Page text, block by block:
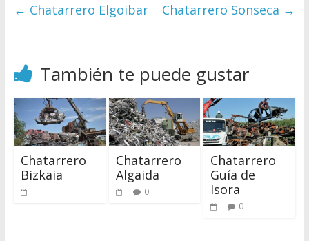
← Chatarrero Elgoibar Chatarrero Sonseca →
También te puede gustar
Chatarrero
Bizkaia
Chatarrero
Algaida
0
Chatarrero
Guía de
Isora
0